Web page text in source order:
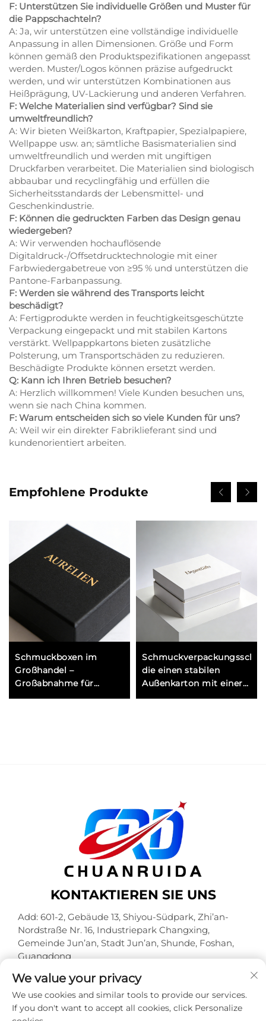
F: Unterstützen Sie individuelle Größen und Muster für
die Pappschachteln?
A: Ja, wir unterstützen eine vollständige individuelle
Anpassung in allen Dimensionen. Größe und Form
können gemäß den Produktspezifikationen angepasst
werden. Muster/Logos können präzise aufgedruckt
werden, und wir unterstützen Kombinationen aus
Heißprägung, UV-Lackierung und anderen Verfahren.
F: Welche Materialien sind verfügbar? Sind sie
umweltfreundlich?
A: Wir bieten Weißkarton, Kraftpapier, Spezialpapiere,
Wellpappe usw. an; sämtliche Basismaterialien sind
umweltfreundlich und werden mit ungiftigen
Druckfarben verarbeitet. Die Materialien sind biologisch
abbaubar und recyclingfähig und erfüllen die
Sicherheitsstandards der Lebensmittel- und
Geschenkindustrie.
F: Können die gedruckten Farben das Design genau
wiedergeben?
A: Wir verwenden hochauflösende
Digitaldruck-/Offsetdrucktechnologie mit einer
Farbwiedergabetreue von ≥95 % und unterstützen die
Pantone-Farbanpassung.
F: Werden sie während des Transports leicht
beschädigt?
A: Fertigprodukte werden in feuchtigkeitsgeschützte
Verpackung eingepackt und mit stabilen Kartons
verstärkt. Wellpappkartons bieten zusätzliche
Polsterung, um Transportschäden zu reduzieren.
Beschädigte Produkte können ersetzt werden.
Q: Kann ich Ihren Betrieb besuchen?
A: Herzlich willkommen! Viele Kunden besuchen uns,
wenn sie nach China kommen.
F: Warum entscheiden sich so viele Kunden für uns?
A: Weil wir ein direkter Fabriklieferant sind und
kundenorientiert arbeiten.
Empfohlene Produkte
Schmuckboxen im
Großhandel –
Großabnahme für
Einzelhändler und
die einen stabilen
Außenkarton mit einer
weichen inneren
KONTAKTIEREN SIE UNS
Add: 601-2, Gebäude 13, Shiyou-Südpark, Zhi’an-
Nordstraße Nr. 16, Industriepark Changxing,
Gemeinde Jun’an, Stadt Jun’an, Shunde, Foshan,
Guangdong
Tel.: +86-18320933590
E-Mail:[email protected]
We value your privacy
We use cookies and similar tools to provide our services.
If you don't want to accept all cookies, click Personalize